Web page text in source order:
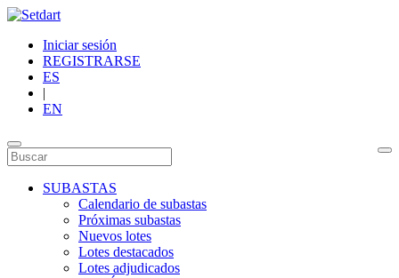
Iniciar sesión
REGISTRARSE
ES
|
EN
SUBASTAS
Calendario de subastas
Próximas subastas
Nuevos lotes
Lotes destacados
Lotes adjudicados